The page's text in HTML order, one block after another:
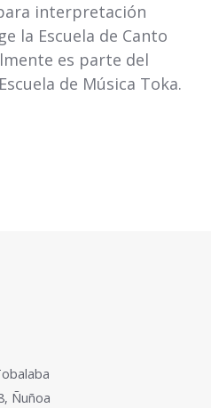
interpretación
la Escuela de Canto
es parte del
de Música Toka.
Ñuñoa